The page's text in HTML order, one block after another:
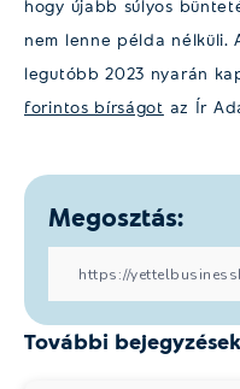
hogy újabb súlyos
nem lenne példa nélküli.
legutóbb 2023 nyarán
forintos bírságot az Ír
Megosztás:
További bejegyzések